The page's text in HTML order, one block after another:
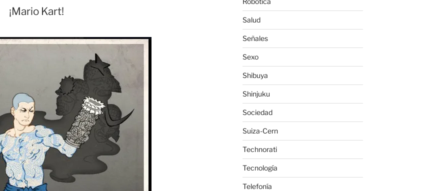
¡Mario Kart!
Salud
Señales
Sexo
Shibuya
Shinjuku
Sociedad
Suiza-Cern
Technorati
Tecnología
Telefonía